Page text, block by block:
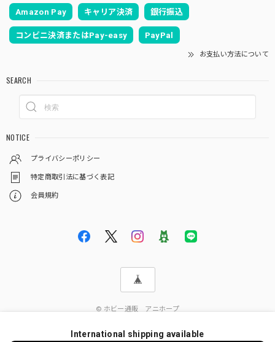
Amazon Pay キャリア決済 銀行振込
コンビニ決済またはPay-easy PayPal
お支払い方法について
SEARCH
NOTICE
プライバシーポリシー
特定商取引法に基づく表記
会員規約
© ホビー通販 アニホープ
International shipping available
ショップに質問する